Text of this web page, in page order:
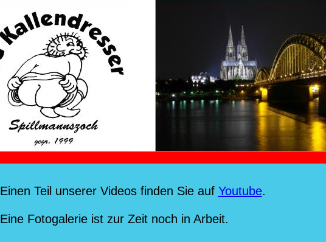
Einen Teil unserer Videos finden Sie auf Youtube.
Eine Fotogalerie ist zur Zeit noch in Arbeit.